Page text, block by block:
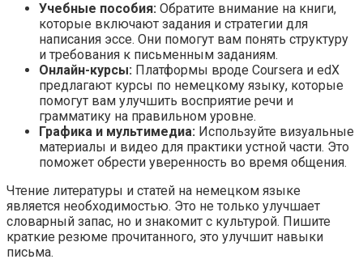
Учебные пособия: Обратите внимание на книги,
которые включают задания и стратегии для
написания эссе. Они помогут вам понять структуру
и требования к письменным заданиям.
Онлайн-курсы: Платформы вроде Coursera и edX
предлагают курсы по немецкому языку, которые
помогут вам улучшить восприятие речи и
грамматику на правильном уровне.
Графика и мультимедиа: Используйте визуальные
материалы и видео для практики устной части. Это
поможет обрести уверенность во время общения.
Чтение литературы и статей на немецком языке
является необходимостью. Это не только улучшает
словарный запас, но и знакомит с культурой. Пишите
краткие резюме прочитанного, это улучшит навыки
письма.